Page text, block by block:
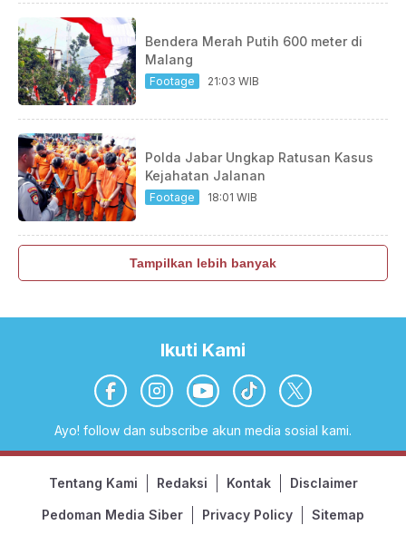
Bendera Merah Putih 600 meter di
Malang
Footage 21:03 WIB
Polda Jabar Ungkap Ratusan Kasus
Kejahatan Jalanan
Footage 18:01 WIB
Tampilkan lebih banyak
Ikuti Kami
Ayo! follow dan subscribe akun media sosial kami.
Tentang Kami Redaksi Kontak Disclaimer
Pedoman Media Siber Privacy Policy Sitemap